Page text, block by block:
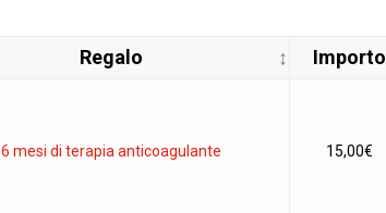
Regalo Importo
6 mesi di terapia anticoagulante 15,00€